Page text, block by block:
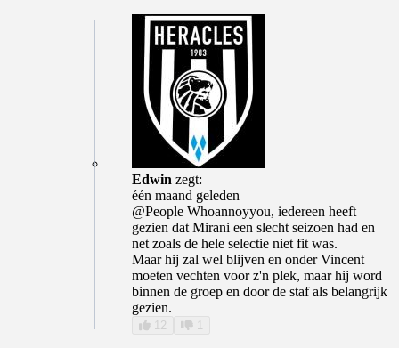
Edwin zegt:
één maand geleden
@People Whoannoyyou, iedereen heeft
gezien dat Mirani een slecht seizoen had en
net zoals de hele selectie niet fit was.
Maar hij zal wel blijven en onder Vincent
moeten vechten voor z'n plek, maar hij word
binnen de groep en door de staf als belangrijk
gezien.
12 1